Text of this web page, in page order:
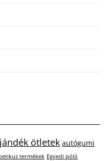
ötletek autógumi
termékek Egyedi póló